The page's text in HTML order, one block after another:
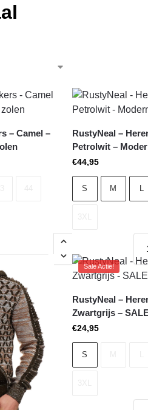
– Camel –
RustyNeal –
Petrolwit –
€44,95
S M L
Sale Actie!
RustyNeal –
Zwartgrijs –
€24,95
S